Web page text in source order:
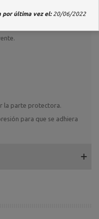
la parte protectora.
para que se adhiera
por última vez el:20/06/2022